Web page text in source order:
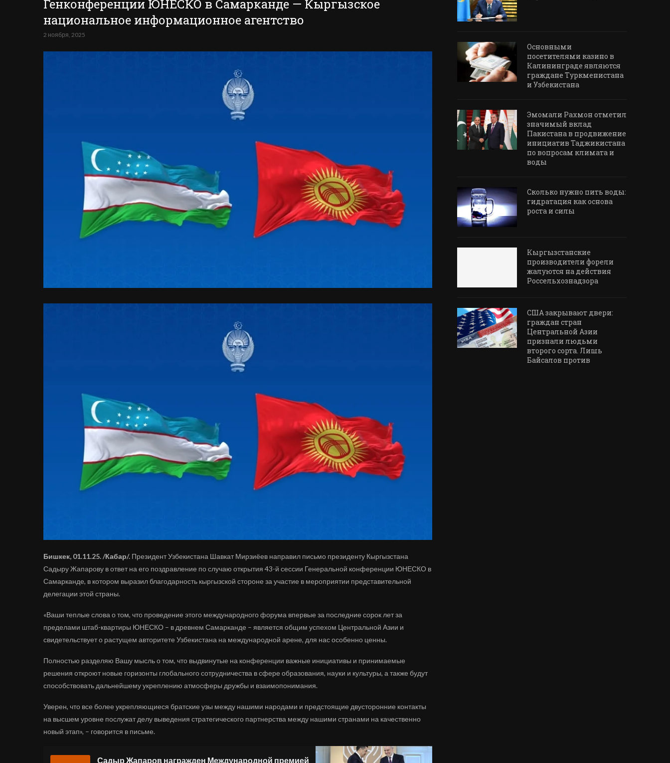
Генконференции ЮНЕСКО в Самарканде — Кыргызское
национальное информационное агентство
2 ноября, 2025
Бишкек, 01.11.25. /Кабар/. Президент Узбекистана Шавкат Мирзиёев направил письмо президенту Кыргызстана
Садыру Жапарову в ответ на его поздравление по случаю открытия 43-й сессии Генеральной конференции ЮНЕСКО в
Самарканде, в котором выразил благодарность кыргызской стороне за участие в мероприятии представительной
делегации этой страны.
«Ваши теплые слова о том, что проведение этого международного форума впервые за последние сорок лет за
пределами штаб-квартиры ЮНЕСКО – в древнем Самарканде – является общим успехом Центральной Азии и
свидетельствует о растущем авторитете Узбекистана на международной арене, для нас особенно ценны.
Полностью разделяю Вашу мысль о том, что выдвинутые на конференции важные инициативы и принимаемые
решения откроют новые горизонты глобального сотрудничества в сфере образования, науки и культуры, а также будут
способствовать дальнейшему укреплению атмосферы дружбы и взаимопонимания.
Уверен, что все более укрепляющиеся братские узы между нашими народами и предстоящие двусторонние контакты
на высшем уровне послужат делу выведения стратегического партнерства между нашими странами на качественно
новый этап», – говорится в письме.
Садыр Жапаров награжден Международной премией
Основными
посетителями казино в
Калининграде являются
граждане Туркменистана
и Узбекистана
Эмомали Рахмон отметил
значимый вклад
Пакистана в продвижение
инициатив Таджикистана
по вопросам климата и
воды
Сколько нужно пить воды:
гидратация как основа
роста и силы
Кыргызстанские
производители форели
жалуются на действия
Россельхознадзора
США закрывают двери:
граждан стран
Центральной Азии
признали людьми
второго сорта. Лишь
Байсалов против